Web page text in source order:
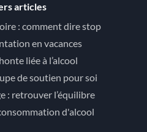
articles
: comment dire stop
en vacances
liée à l’alcool
de soutien pour soi
: retrouver l’équilibre
d'alcool